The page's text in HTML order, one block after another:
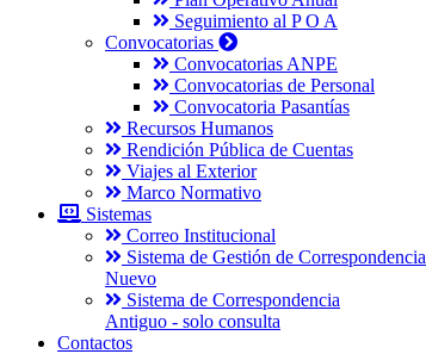
Seguimiento al P O A
Convocatorias
Convocatorias ANPE
Convocatorias de Personal
Convocatoria Pasantías
Recursos Humanos
Rendición Pública de Cuentas
Viajes al Exterior
Marco Normativo
Sistemas
Correo Institucional
Sistema de Gestión de Correspondencia
Nuevo
Sistema de Correspondencia
Antiguo - solo consulta
Contactos